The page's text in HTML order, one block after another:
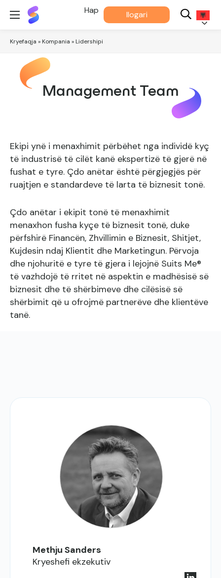
Më
Përshtatet®
Hap llogari
Kryefaqja » Kompania » Lidershipi
Management Team
Ekipi ynë i menaxhimit përbëhet nga individë kyç
të industrisë të cilët kanë ekspertizë të gjerë në
fushat e tyre. Çdo anëtar është përgjegjës për
ruajtjen e standardeve të larta të biznesit tonë.
Çdo anëtar i ekipit tonë të menaxhimit
menaxhon fusha kyçe të biznesit tonë, duke
përfshirë Financën, Zhvillimin e Biznesit, Shitjet,
Kujdesin ndaj Klientit dhe Marketingun. Përvoja
dhe njohuritë e tyre të gjera i lejojnë Suits Me®
të vazhdojë të rritet në aspektin e madhësisë së
biznesit dhe të shërbimeve dhe cilësisë së
shërbimit që u ofrojmë partnerëve dhe klientëve
tanë.
Methju Sanders
Kryeshefi ekzekutiv